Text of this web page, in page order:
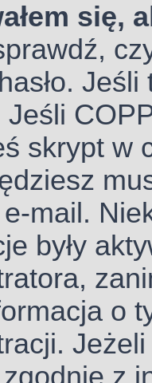
się,
skrypt
mail.
były
o
Jeżeli
z